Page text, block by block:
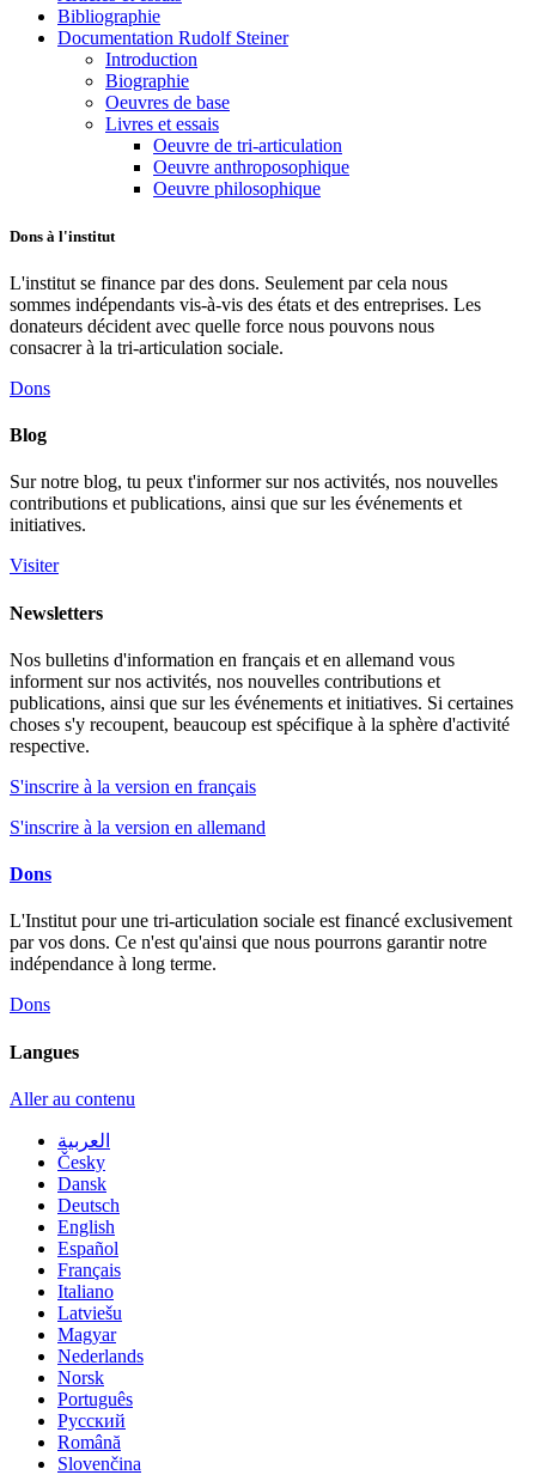
Bibliographie
Documentation Rudolf Steiner
Introduction
Biographie
Oeuvres de base
Livres et essais
Oeuvre de tri-articulation
Oeuvre anthroposophique
Oeuvre philosophique
Dons à l'institut
L'institut se finance par des dons. Seulement par cela nous
sommes indépendants vis-à-vis des états et des entreprises. Les
donateurs décident avec quelle force nous pouvons nous
consacrer à la tri-articulation sociale.
Dons
Blog
Sur notre blog, tu peux t'informer sur nos activités, nos nouvelles
contributions et publications, ainsi que sur les événements et
initiatives.
Visiter
Newsletters
Nos bulletins d'information en français et en allemand vous
informent sur nos activités, nos nouvelles contributions et
publications, ainsi que sur les événements et initiatives. Si certaines
choses s'y recoupent, beaucoup est spécifique à la sphère d'activité
respective.
S'inscrire à la version en français
S'inscrire à la version en allemand
Dons
L'Institut pour une tri-articulation sociale est financé exclusivement
par vos dons. Ce n'est qu'ainsi que nous pourrons garantir notre
indépendance à long terme.
Dons
Langues
Aller au contenu
العربية
Česky
Dansk
Deutsch
English
Español
Français
Italiano
Latviešu
Magyar
Nederlands
Norsk
Português
Русский
Română
Slovenčina